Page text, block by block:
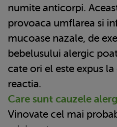
numite anticorpi.
provoaca umflarea si
mucoase nazale, de
bebelusului alergic
cate ori el este expus
reactia.
Care sunt cauzele
Vinovate cel mai